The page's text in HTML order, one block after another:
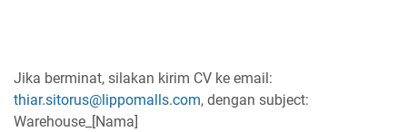
Jika berminat, silakan kirim CV ke email:
thiar.sitorus@lippomalls.com, dengan subject:
Warehouse_[Nama]